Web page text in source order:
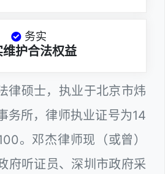
务实
维护合法权益
律硕士，执业于北京市炜
务所，律师执业证号为14
。邓杰律师现（或曾）
府听证员、深圳市政府采